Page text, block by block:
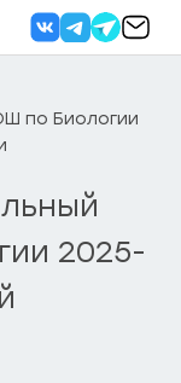
по Биологии
2025-